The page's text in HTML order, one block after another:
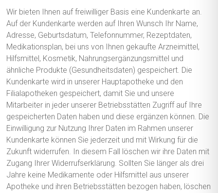
Wir bieten Ihnen auf freiwilliger Basis eine Kundenkarte an.
Auf der Kundenkarte werden auf Ihren Wunsch Ihr Name,
Adresse, Geburtsdatum, Telefonnummer, Rezeptdaten,
Medikationsplan, bei uns von Ihnen gekaufte Arzneimittel,
Hilfsmittel, Kosmetik, Nahrungsergänzungsmittel und
ähnliche Produkte (Gesundheitsdaten) gespeichert. Die
Kundenkarte wird in unserer Hauptapotheke und den
Filialapotheken gespeichert, damit Sie und unsere
Mitarbeiter in jeder unserer Betriebsstätten Zugriff auf Ihre
gespeicherten Daten haben und diese ergänzen können. Die
Einwilligung zur Nutzung Ihrer Daten im Rahmen unserer
Kundenkarte können Sie jederzeit und mit Wirkung für die
Zukunft widerrufen. In diesem Fall löschen wir ihre Daten mit
Zugang Ihrer Widerrufserklärung. Sollten Sie länger als drei
Jahre keine Medikamente oder Hilfsmittel aus unserer
Apotheke und ihren Betriebsstätten bezogen haben, löschen